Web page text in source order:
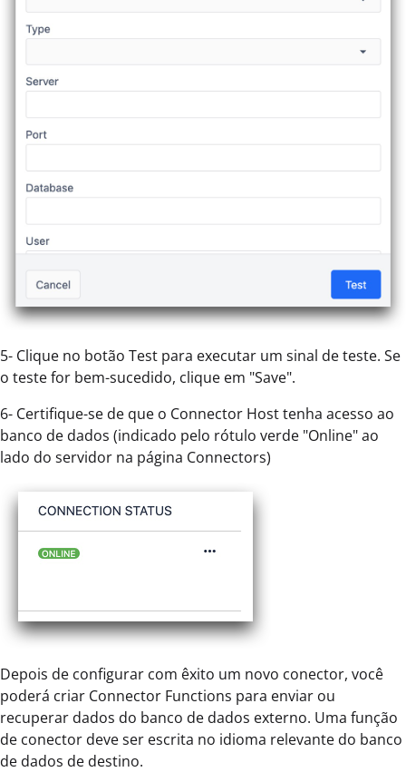
5- Clique no botão Test para executar um sinal de teste. Se
o teste for bem-sucedido, clique em "Save".
6- Certifique-se de que o Connector Host tenha acesso ao
banco de dados (indicado pelo rótulo verde "Online" ao
lado do servidor na página Connectors)
Depois de configurar com êxito um novo conector, você
poderá criar Connector Functions para enviar ou
recuperar dados do banco de dados externo. Uma função
de conector deve ser escrita no idioma relevante do banco
de dados de destino.